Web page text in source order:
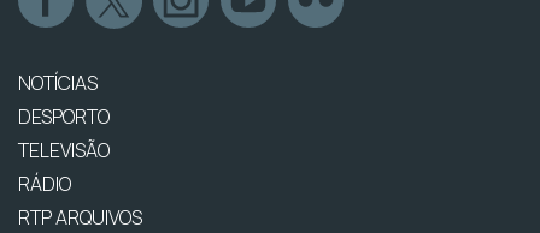
NOTÍCIAS
DESPORTO
TELEVISÃO
RÁDIO
RTP ARQUIVOS